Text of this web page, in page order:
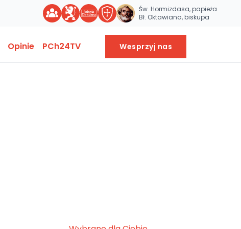
Św. Hormizdasa, papieża
Bł. Oktawiana, biskupa
Opinie PCh24TV Wesprzyj nas